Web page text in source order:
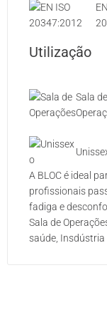
Utilização
Sala de
A BLOC é ideal
profissionais
fadiga e
Sala de
saúde, Insdústria